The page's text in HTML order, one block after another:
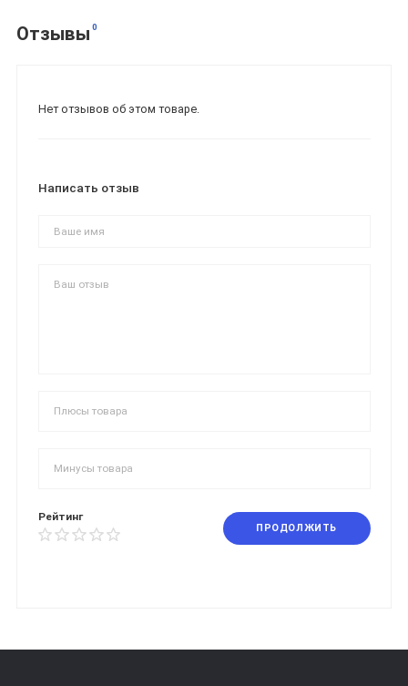
Отзывы 0
Нет отзывов об этом товаре.
Написать отзыв
Рейтинг
ПРОДОЛЖИТЬ